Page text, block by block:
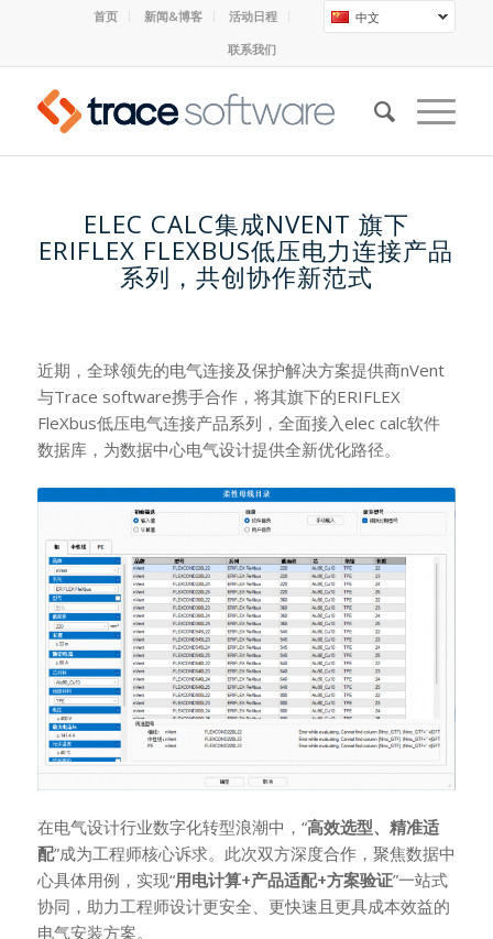
中文
首页 新闻&博客
活动日程
联系我们
ELEC CALC集成NVENT 旗下
ERIFLEX FLEXBUS低压电力连接产品
系列，共创协作新范式
近期，全球领先的电气连接及保护解决方案提供商nVent
与Trace software携手合作，将其旗下的ERIFLEX
FleXbus低压电气连接产品系列，全面接入elec calc软件
数据库，为数据中心电气设计提供全新优化路径。
在电气设计行业数字化转型浪潮中，“高效选型、精准适
配”成为工程师核心诉求。此次双方深度合作，聚焦数据中
心具体用例，实现“用电计算+产品适配+方案验证”一站式
协同，助力工程师设计更安全、更快速且更具成本效益的
电气安装方案。